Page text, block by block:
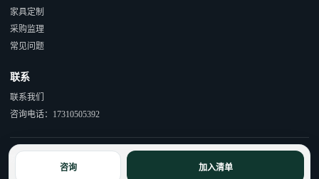
咨询 加入清单
家具定制
采购监理
常见问题
联系
联系我们
咨询电话：17310505392
京ICP备15055597号-1 京公网安备110114000490号